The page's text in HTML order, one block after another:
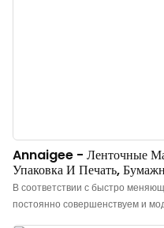
Annaigee - Ленточные
Упаковка И Печать,
Логотипом, Упаковочные
В соответствии с быстро
постоянно совершенствуем и